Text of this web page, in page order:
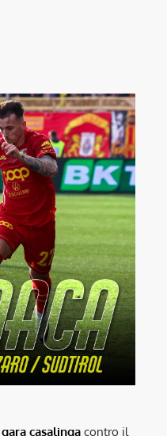
casalinga contro il